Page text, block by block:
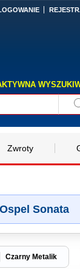
Zwroty
Sonata
Czarny Metalik